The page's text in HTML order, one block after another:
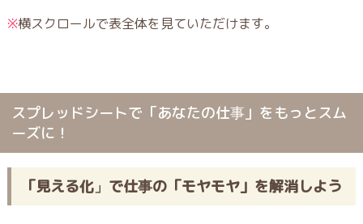
※横スクロールで表全体を見ていただけます。
スプレッドシートで「あなたの仕事」をもっとスム
ーズに！
「見える化」で仕事の「モヤモヤ」を解消しよう